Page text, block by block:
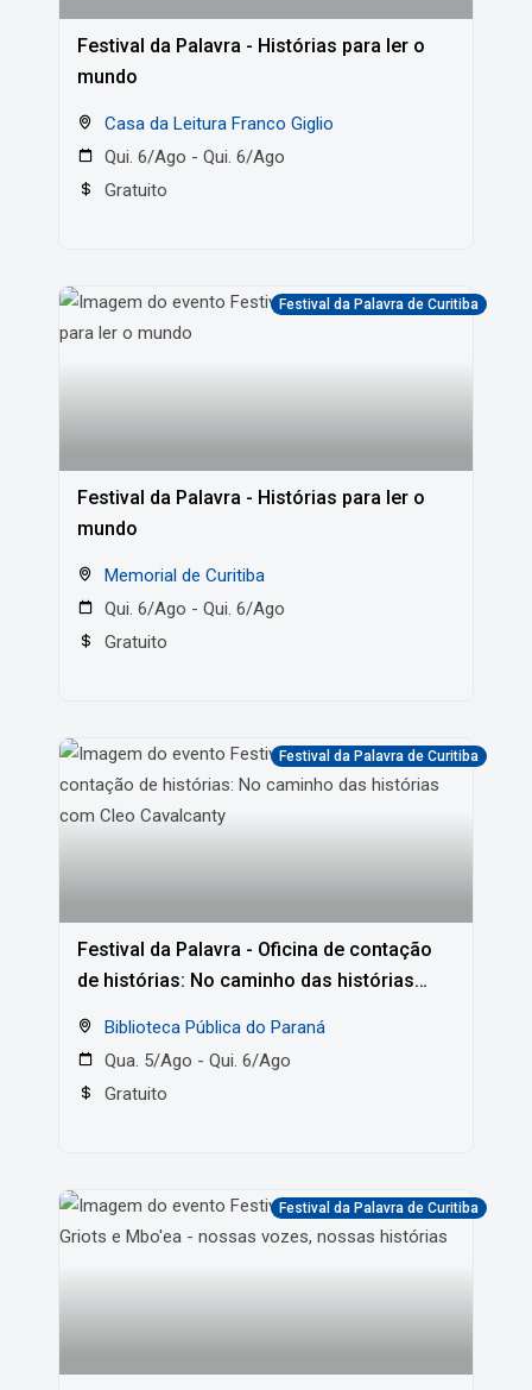
Festival da Palavra - Histórias para ler o
mundo
Casa da Leitura Franco Giglio
Qui. 6/Ago - Qui. 6/Ago
Gratuito
Festival da Palavra de Curitiba
Festival da Palavra - Histórias para ler o
mundo
Memorial de Curitiba
Qui. 6/Ago - Qui. 6/Ago
Gratuito
Festival da Palavra de Curitiba
Festival da Palavra - Oficina de contação
de histórias: No caminho das histórias
Biblioteca Pública do Paraná
Qua. 5/Ago - Qui. 6/Ago
Gratuito
Festival da Palavra de Curitiba